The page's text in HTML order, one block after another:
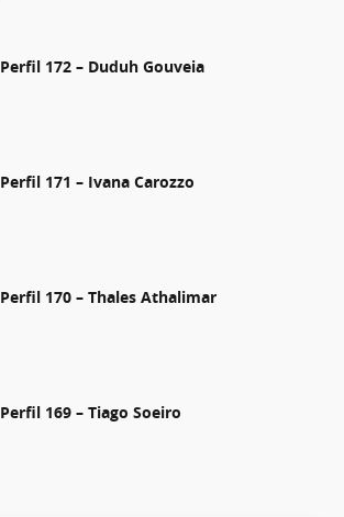
Perfil 172 – Duduh Gouveia
Perfil 171 – Ivana Carozzo
Perfil 170 – Thales Athalimar
Perfil 169 – Tiago Soeiro